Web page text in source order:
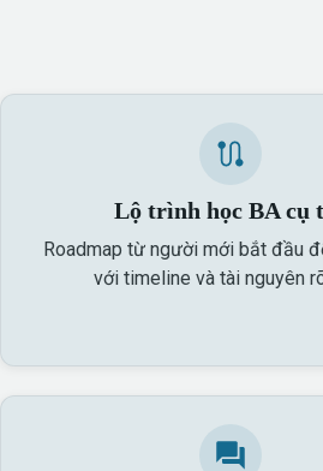
Lộ trình học BA cụ
Roadmap từ người mới bắt đầu
với timeline và tài nguyên